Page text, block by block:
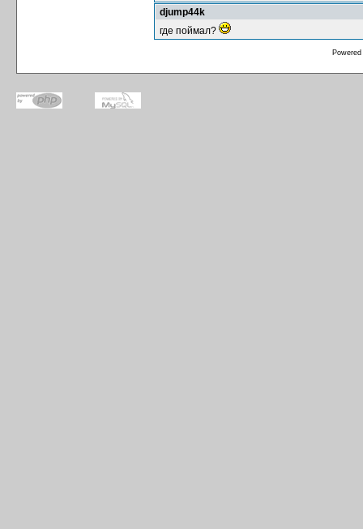
djump44k
где поймал?